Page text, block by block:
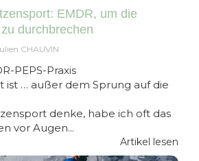
EMDR, um die
durchbrechen
CHAUVIN
PEPS-Praxis
ist … außer dem Sprung auf die
denke, habe ich oft das
vor Augen...
Artikel lesen